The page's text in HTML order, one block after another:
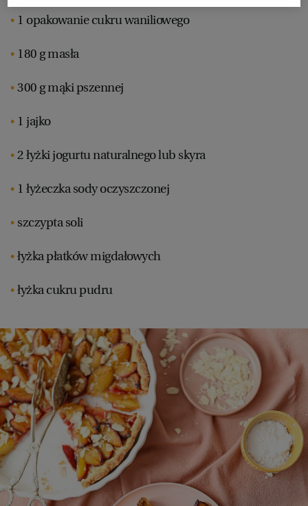
SZCZECIN
TRÓJMIASTO
ZAKOPANE
1 opakowanie cukru waniliowego
180 g masła
300 g mąki pszennej
1 jajko
2 łyżki jogurtu naturalnego lub skyra
1 łyżeczka sody oczyszczonej
szczypta soli
łyżka płatków migdałowych
łyżka cukru pudru